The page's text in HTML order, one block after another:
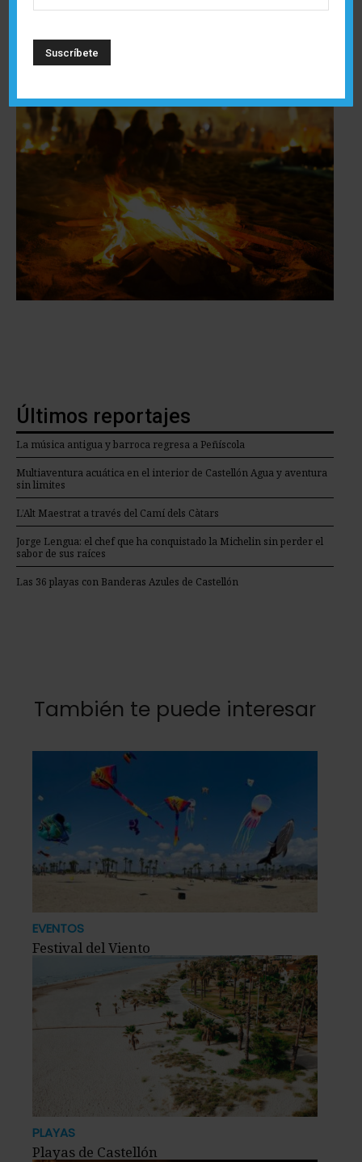
bous al carrer, donde también tiene un especial
Últimos reportajes
La música antigua y barroca regresa a Peñíscola
Multiaventura acuática en el interior de Castellón Agua y aventura
sin limites
L’Alt Maestrat a través del Camí dels Càtars
Jorge Lengua: el chef que ha conquistado la Michelin sin perder el
sabor de sus raíces
Las 36 playas con Banderas Azules de Castellón
También te puede interesar
EVENTOS
Festival del Viento
PLAYAS
Playas de Castellón